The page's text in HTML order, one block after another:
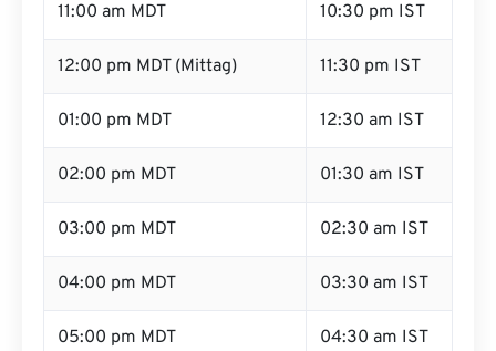
11:00 am MDT 10:30 pm IST
12:00 pm MDT (Mittag) 11:30 pm IST
01:00 pm MDT 12:30 am IST
02:00 pm MDT 01:30 am IST
03:00 pm MDT 02:30 am IST
04:00 pm MDT 03:30 am IST
05:00 pm MDT 04:30 am IST